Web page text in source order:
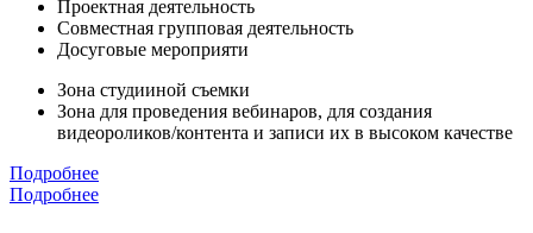
Проектная деятельность
Совместная групповая деятельность
Досуговые мероприяти
Зона студииной съемки
Зона для проведения вебинаров, для создания
видеороликов/контента и записи их в высоком качестве
Подробнее
Подробнее